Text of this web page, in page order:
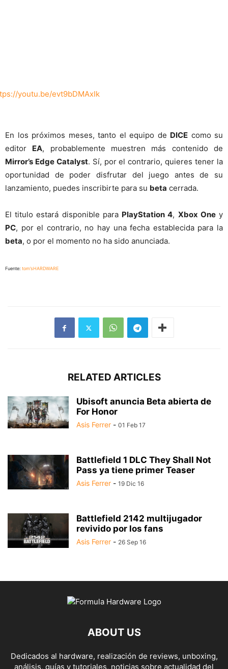
youtu.be/evt9bDMAxIk
En los próximos meses, tanto el equipo de DICE como su
editor EA, probablemente muestren más contenido de
Mirror’s Edge Catalyst. Sí, por el contrario, quieres tener la
oportunidad de poder disfrutar del juego antes de su
lanzamiento, puedes inscribirte para su beta cerrada.
El titulo estará disponible para PlayStation 4, Xbox Oney
PC, por el contrario, no hay una fecha establecida para la
beta, o por el momento no ha sido anunciada.
Fuente: tom’sHARDWARE
RELATED ARTICLES
Ubisoft anuncia Beta abierta de
For Honor
Asis Ferrer - 01 Feb 17
Battlefield 1 DLC They Shall Not
Pass ya tiene primer Teaser
Asis Ferrer - 19 Dic 16
Battlefield 2142 multijugador
revivido por los fans
Asis Ferrer - 26 Sep 16
ABOUT US
Dedicados al hardware, realización de reviews, unboxing,
análisis, guías y tutoriales, noticias sobre actualidad del